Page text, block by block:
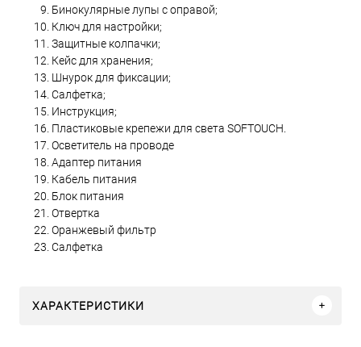
Бинокулярные лупы с оправой;
Ключ для настройки;
Защитные колпачки;
Кейс для хранения;
Шнурок для фиксации;
Салфетка;
Инструкция;
Пластиковые крепежи для света SOFTOUCH.
Осветитель на проводе
Адаптер питания
Кабель питания
Блок питания
Отвертка
Оранжевый фильтр
Салфетка
ХАРАКТЕРИСТИКИ